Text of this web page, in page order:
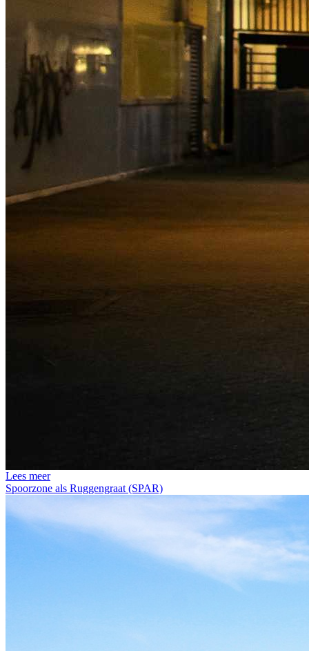
Lees meer
Spoorzone als Ruggengraat (SPAR)